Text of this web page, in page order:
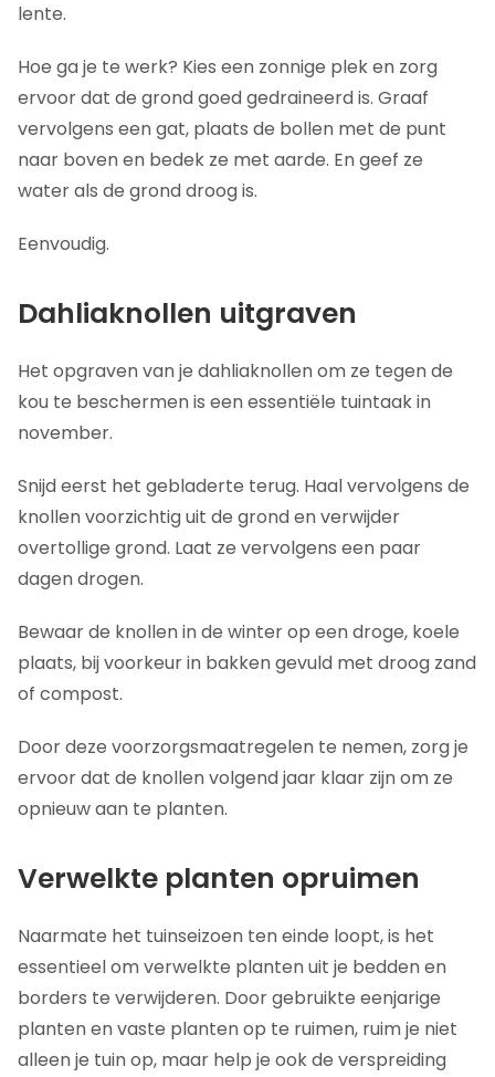
lente.
Hoe ga je te werk? Kies een zonnige plek en zorg
ervoor dat de grond goed gedraineerd is. Graaf
vervolgens een gat, plaats de bollen met de punt
naar boven en bedek ze met aarde. En geef ze
water als de grond droog is.
Eenvoudig.
Dahliaknollen uitgraven
Het opgraven van je dahliaknollen om ze tegen de
kou te beschermen is een essentiële tuintaak in
november.
Snijd eerst het gebladerte terug. Haal vervolgens de
knollen voorzichtig uit de grond en verwijder
overtollige grond. Laat ze vervolgens een paar
dagen drogen.
Bewaar de knollen in de winter op een droge, koele
plaats, bij voorkeur in bakken gevuld met droog zand
of compost.
Door deze voorzorgsmaatregelen te nemen, zorg je
ervoor dat de knollen volgend jaar klaar zijn om ze
opnieuw aan te planten.
Verwelkte planten opruimen
Naarmate het tuinseizoen ten einde loopt, is het
essentieel om verwelkte planten uit je bedden en
borders te verwijderen. Door gebruikte eenjarige
planten en vaste planten op te ruimen, ruim je niet
alleen je tuin op, maar help je ook de verspreiding